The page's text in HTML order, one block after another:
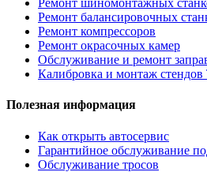
Ремонт шиномонтажных
Ремонт балансировочных
Ремонт компрессоров
Ремонт окрасочных камер
Обслуживание и ремонт
Калибровка и монтаж
Полезная информация
Как открыть автосервис
Гарантийное обслуживание
Обслуживание тросов